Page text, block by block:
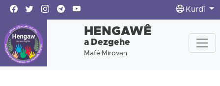
Kurdî
HENGAWÊ
a Dezgehe
Mafê Mirovan